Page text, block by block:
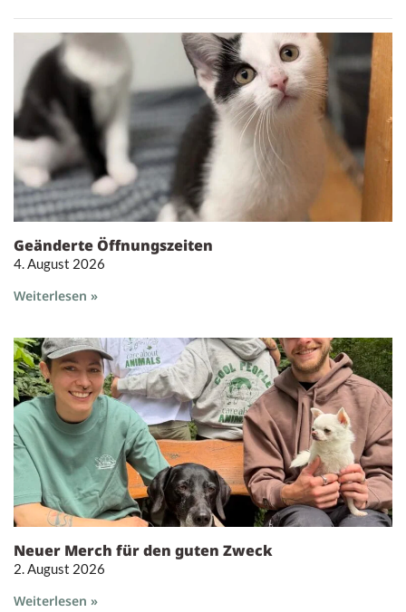
Geänderte Öffnungszeiten
4. August 2026
Weiterlesen »
Neuer Merch für den guten Zweck
2. August 2026
Weiterlesen »